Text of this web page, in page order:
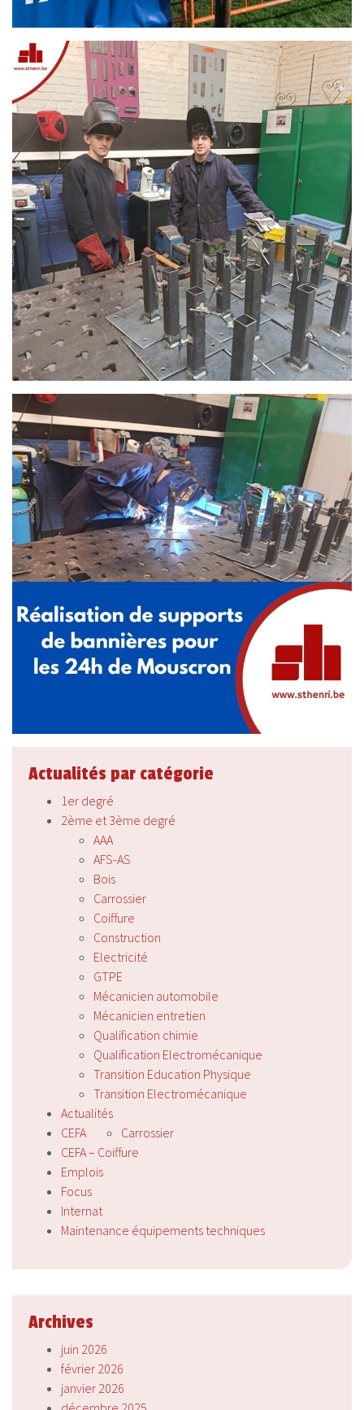
Actualités par catégorie
1er degré
2ème et 3ème degré
AAA
AFS-AS
Bois
Carrossier
Coiffure
Construction
Electricité
GTPE
Mécanicien automobile
Mécanicien entretien
Qualification chimie
Qualification Electromécanique
Transition Education Physique
Transition Electromécanique
Actualités
CEFA
Carrossier
CEFA – Coiffure
Emplois
Focus
Internat
Maintenance équipements techniques
Archives
juin 2026
février 2026
janvier 2026